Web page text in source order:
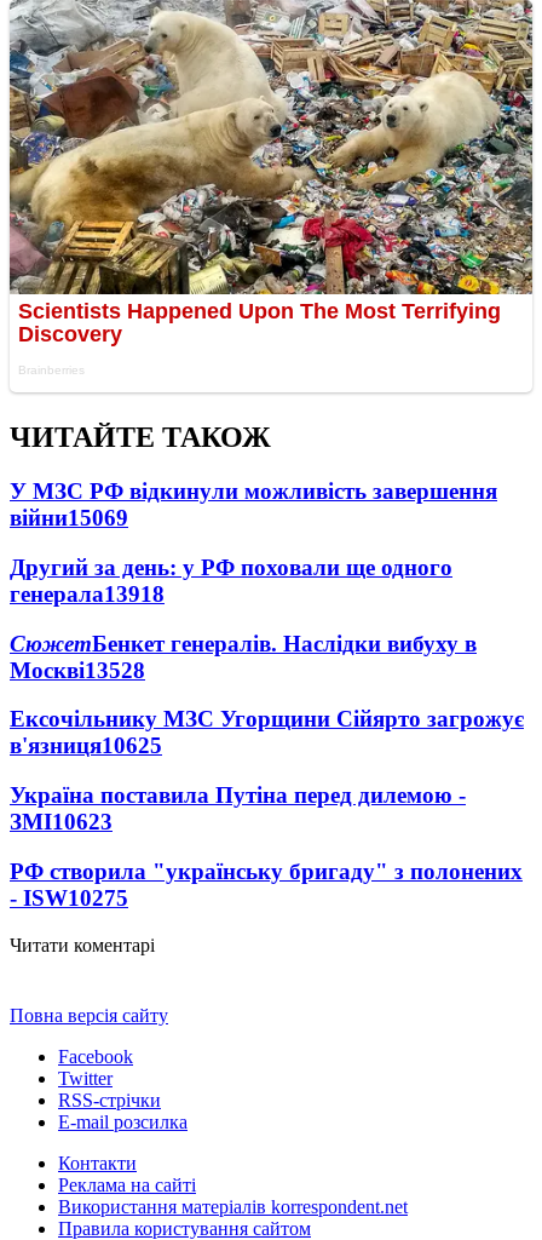
ЧИТАЙТЕ ТАКОЖ
У МЗС РФ відкинули можливість завершення
війни15069
Другий за день: у РФ поховали ще одного
генерала13918
СюжетБенкет генералів. Наслідки вибуху в
Москві13528
Ексочільнику МЗС Угорщини Сійярто загрожує
в'язниця10625
Україна поставила Путіна перед дилемою -
ЗМІ10623
РФ створила "українську бригаду" з полонених
- ISW10275
Читати коментарі
Повна версія сайту
Facebook
Twitter
RSS-стрічки
E-mail розсилка
Контакти
Реклама на сайті
Використання матеріалів korrespondent.net
Правила користування сайтом